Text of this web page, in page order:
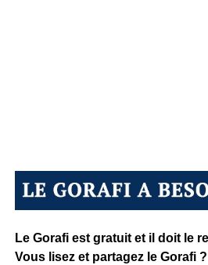
Le Gorafi est gratuit et il doit le
Vous lisez et partagez le Gorafi ?